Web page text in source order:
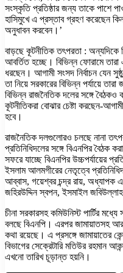
সংস্কৃতি প্রতিষ্ঠার জন্য তাকে পাশে
হাসিমুখে এ প্রস্তাব গ্রহণ করেছেন
অনুধাবন করবেন।’
বাড়ছে কূটনীতিক তৎপরতা : অন্যদিকে
আবর্তিত হচ্ছে। বিভিন্ন ফোরামে
ধরছেন। আগামী সংসদ নির্বাচন যেন
তা নিয়ে সরকারের বিভিন্ন পর্যায়ে
বিভিন্ন রাজনৈতিক দলের সঙ্গে বৈঠকও
কূটনীতিকরা বোঝার চেষ্টা করছেন-
হবে।
রাজনৈতিক দলগুলোরও চলছে নানা
প্রতিনিধিদলের সঙ্গে বিএনপির
সফরে যাচ্ছে বিএনপির উচ্চপর্যায়ের
ইসলাম আলমগীরের নেতৃত্বে
আব্বাস, গয়েশ্বর চন্দ্র রায়, অধ্যাপক
জহিরউদ্দিন স্বপন, ইসমাইল
চীনা সরকারসহ কমিউনিস্ট পার্টির
বলছে বিএনপি। এরপর জামায়াতসহ
কথা রয়েছে। এ প্রসঙ্গে জামায়াতের
বিভাগের সেক্রেটারি মতিউর রহমান
এখনো তারিখ চূড়ান্ত হয়নি।